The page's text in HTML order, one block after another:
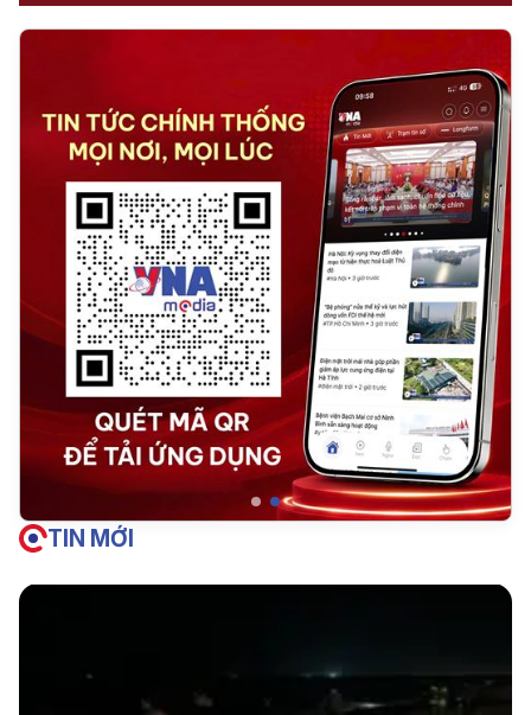
TIN MỚI